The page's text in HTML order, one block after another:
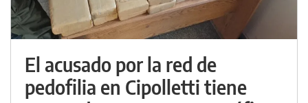
El acusado por la red de
pedofilia en Cipolletti tiene